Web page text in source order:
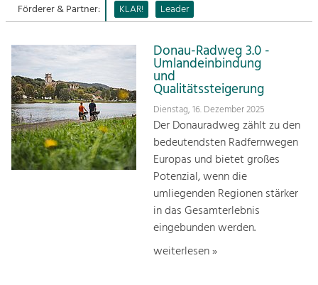
Sitemap
Kontakt
Tourismus
Positionierung.
Kunst & Kultur
Handwerk, Wissenschaft und Forschung.
Soziales, Bildung &
Identität
Gleichberechtigung, Jugend und
Mobilität & Energie
Klimawandel, öffentlicher Verkehr und
Förderer & Partner:
KLAR! Leader
Donau-Radweg 3.0 -
Umlandeinbindung
und
Qualitätssteigerung
Dienstag, 16. Dezember 2025
Der Donauradweg zählt zu den
bedeutendsten Radfernwegen
Europas und bietet großes
Potenzial, wenn die
umliegenden Regionen stärker
in das Gesamterlebnis
eingebunden werden.
weiterlesen »